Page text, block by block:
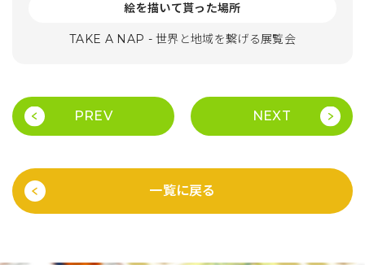
絵を描いて貰った場所
TAKE A NAP - 世界と地域を繋げる展覧会
PREV NEXT
一覧に戻る